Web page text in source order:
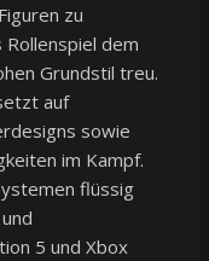
zu
dem
Grundstil treu.
auf
sowie
im Kampf.
flüssig
5 und Xbox